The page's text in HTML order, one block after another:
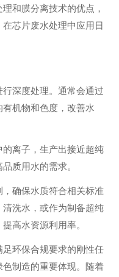
和膜分离技术的优点，
芯片废水处理中应用日
深度处理。通常会通过
机物和色度，改善水
离子，生产出接近超纯
质用水的需求。
确保水质符合相关标准
洗水，或作为制备超纯
高水资源利用率。
环保合规要求的刚性任
制造的重要体现。随着